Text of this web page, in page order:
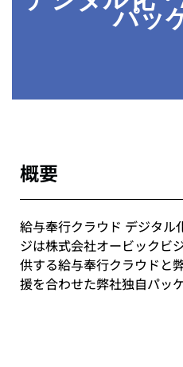
パッ
概要
給与奉行クラウド デジタル
ジは株式会社オービックビ
供する給与奉行クラウドと
援を合わせた弊社独自パッ